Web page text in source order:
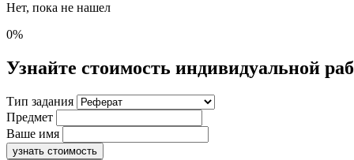
Нет, пока не нашел
0%
Узнайте стоимость индивидуальной
Тип задания
Предмет
Ваше имя
узнать стоимость